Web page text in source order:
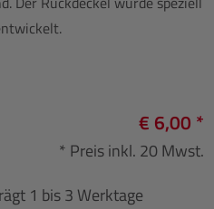
€ 6,00 *
* Preis inkl. 20 Mwst.
1 bis 3 Werktage